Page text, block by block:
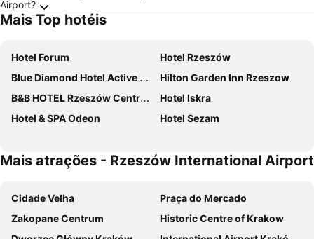
Airport?
Mais Top hotéis
Hotel Forum
Hotel Rzeszów
Blue Diamond Hotel Active SPA
Hilton Garden Inn Rzeszow
B&B HOTEL Rzeszów Centrum
Hotel Iskra
Hotel & SPA Odeon
Hotel Sezam
Mais atrações - Rzeszów International Airport
Cidade Velha
Praça do Mercado
Zakopane Centrum
Historic Centre of Krakow